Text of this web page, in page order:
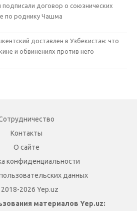
подписали договор о союзнических
по роднику Чашма
доставлен в Узбекистан: что
и обвинениях против него
Контакты
О сайте
конфиденциальности
данных
2026 Yep.uz
материалов Yep.uz: